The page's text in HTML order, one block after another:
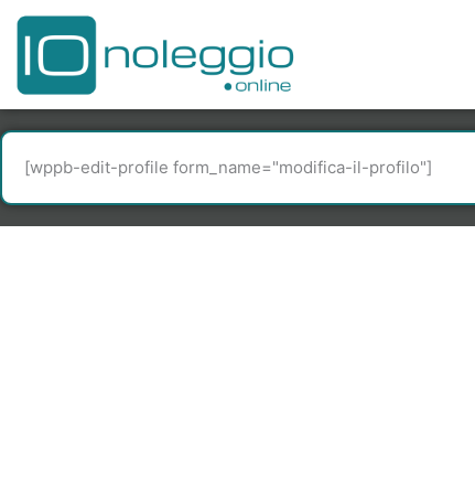
Vai
contenuto
[wppb-edit-profile form_name="modifica-il-profilo"]